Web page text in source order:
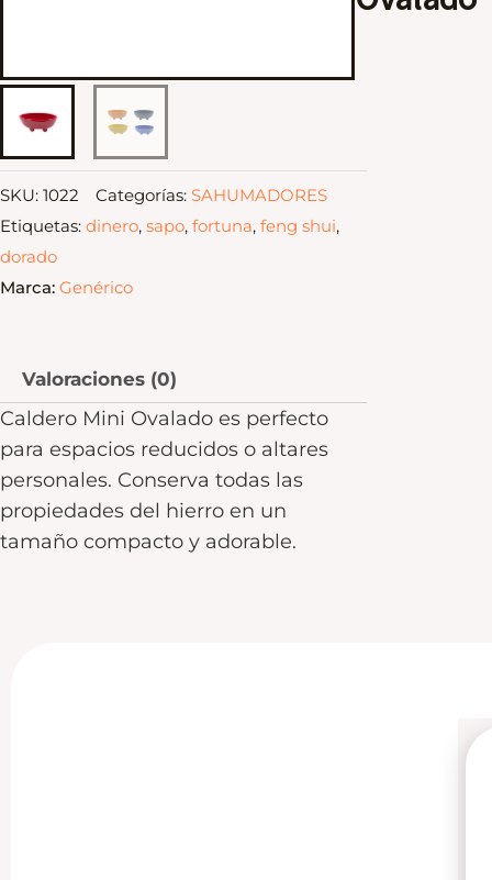
SKU: 1022 Categorías: SAHUMADORES
Etiquetas: dinero, sapo, fortuna, feng shui,
dorado
Marca: Genérico
Valoraciones (0)
Caldero Mini Ovalado es perfecto
para espacios reducidos o altares
personales. Conserva todas las
propiedades del hierro en un
tamaño compacto y adorable.